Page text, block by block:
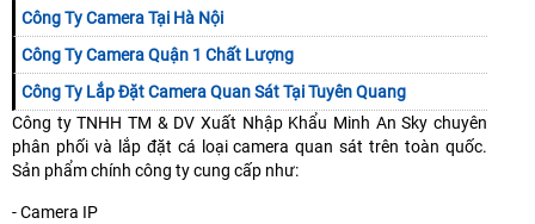
Công Ty Camera Tại Hà Nội
Công Ty Camera Quận 1 Chất Lượng
Công Ty Lắp Đặt Camera Quan Sát Tại Tuyên Quang
Công ty TNHH TM & DV Xuất Nhập Khẩu Minh An Sky chuyên
phân phối và lắp đặt cá loại camera quan sát trên toàn quốc.
Sản phẩm chính công ty cung cấp như:
- Camera IP